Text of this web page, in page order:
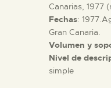
Canarias, 1977
Fechas:
Gran Canaria.
Volumen y
Nivel de
simple